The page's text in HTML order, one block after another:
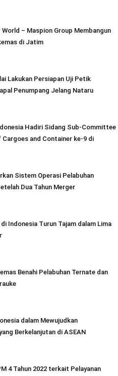
World – Maspion Group Membangun
di Jatim
Lakukan Persiapan Uji Petik
Penumpang Jelang Nataru
Hadiri Sidang Sub-Committee
Cargoes and Container ke-9 di
Sistem Operasi Pelabuhan
Dua Tahun Merger
Indonesia Turun Tajam dalam Lima
Benahi Pelabuhan Ternate dan
dalam Mewujudkan
Berkelanjutan di ASEAN
4 Tahun 2022 terkait Pelayanan